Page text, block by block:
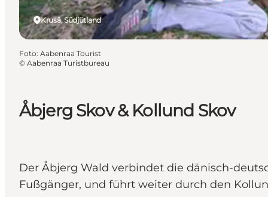
Åbjerg Skov & Kollund Skov
Der Åbjerg Wald verbindet die dänisch-
Fußgänger, und führt weiter durch den
Kruså, Südjütland
Foto: Aabenraa Tourist
© Aabenraa Turistbureau